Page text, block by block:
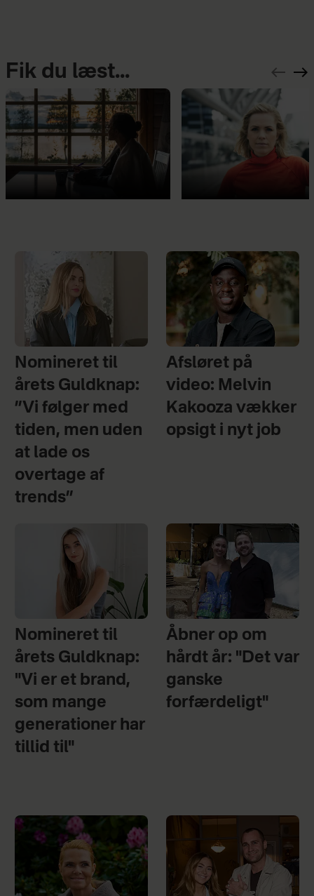
Fik du læst...
Nomineret til
årets Guldknap:
”Vi følger med
tiden, men uden
at lade os
overtage af
trends”
Afsløret på
video: Melvin
Kakooza vækker
opsigt i nyt job
Nomineret til
årets Guldknap:
"Vi er et brand,
som mange
generationer har
tillid til"
Åbner op om
hårdt år: "Det var
ganske
forfærdeligt"